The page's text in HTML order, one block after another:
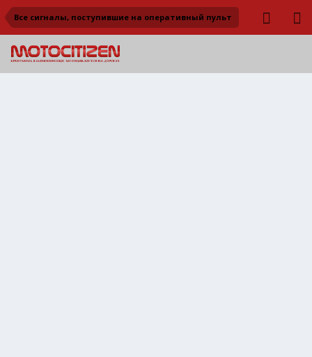
Все сигналы, поступившие на оперативный пульт